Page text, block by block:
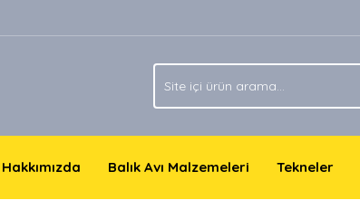
Hakkımızda Balık Avı Malzemeleri Tekneler